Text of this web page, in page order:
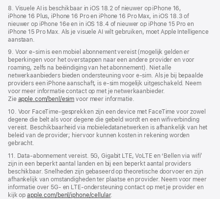
8. Visuele AI is beschikbaar in iOS 18.2 of nieuwer op iPhone 16,
iPhone 16 Plus, iPhone 16 Pro en iPhone 16 Pro Max, in iOS 18.3 of
nieuwer op iPhone 16e en in iOS 18.4 of nieuwer op iPhone 15 Pro en
iPhone 15 Pro Max. Als je visuele AI wilt gebruiken, moet Apple Intelligence
aanstaan.
9. Voor e‑sim is een mobiel abonnement vereist (mogelijk gelden er
beperkingen voor het overstappen naar een andere provider en voor
roaming, zelfs na beëindiging van het abonnement). Niet alle
netwerkaanbieders bieden ondersteuning voor e‑sim. Als je bij bepaalde
providers een iPhone aanschaft, is e-sim mogelijk uitgeschakeld. Neem
voor meer informatie contact op met je netwerkaanbieder.
Zie apple.com/benl/esim voor meer informatie.
10. Voor FaceTime-gesprekken zijn een device met FaceTime voor zowel
degene die belt als voor degene die gebeld wordt en een wifi­verbinding
vereist. Beschikbaarheid via mobiele­data­netwerken is afhankelijk van het
beleid van de provider; hiervoor kunnen kosten in rekening worden
gebracht.
11. Data-abonnement vereist. 5G, Gigabit LTE, VoLTE en ‘Bellen via wifi’
zijn in een beperkt aantal landen en bij een beperkt aantal providers
beschikbaar. Snelheden zijn gebaseerd op theoretische doorvoer en zijn
afhankelijk van omstandigheden ter plaatse en provider. Neem voor meer
informatie over 5G- en LTE-ondersteuning contact op met je provider en
kijk opapple.com/benl/iphone/cellular.